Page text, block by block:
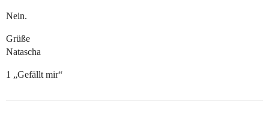
Nein.
Grüße
Natascha
1 „Gefällt mir“